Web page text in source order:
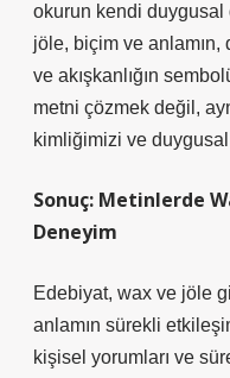
okurun kendi duygusal
jöle, biçim ve
ve akışkanlığın
metni çözmek değil,
kimliğimizi ve
Sonuç: Metinlerde
Deneyim
Edebiyat, wax ve jöle
anlamın sürekli
kişisel yorumları ve